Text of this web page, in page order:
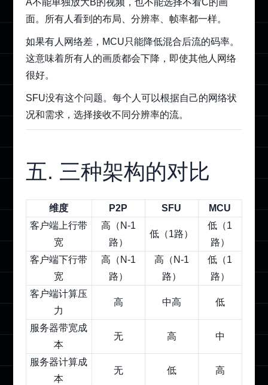
A不能单独放大B的视频，也不能选择不看C的画
面。所有人看到的布局、分辨率、帧率都一样。
如果有人网络差，MCU只能降低混合后流的码率。
这意味着所有人的画质都会下降，即使其他人网络
很好。
SFU没有这个问题。每个人可以根据自己的网络状
况和需求，选择接收不同分辨率的流。
五. 三种架构的对比
维度 P2P SFU
MCU
客户端上行带
宽
高（N-1
路）
低（1路）
低（1
路）
客户端下行带
宽
高（N-1
路）
高（N-1
路）
低（1
路）
客户端计算压
力
高 中高 低
服务器带宽成
本
无 高 中
服务器计算成
本
无 低 高